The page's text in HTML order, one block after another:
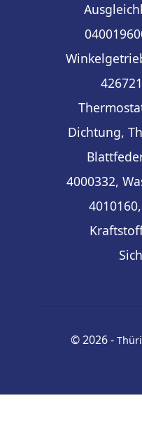
Dichtung,
4000332,
© 2026 -